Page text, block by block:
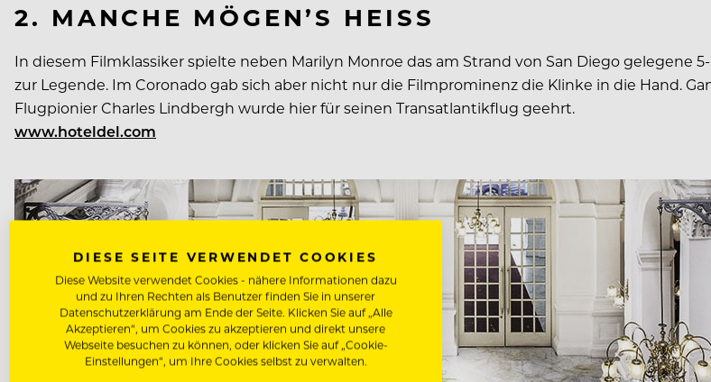
2. MANCHE MÖGEN’S HEISS
In diesem Filmklassiker spielte neben Marilyn Monroe das am Strand von San Diego
zur Legende. Im Coronado gab sich aber nicht nur die Filmprominenz die Klinke in die Hand.
Flugpionier Charles Lindbergh wurde hier für seinen Transatlantikflug geehrt.
www.hoteldel.com
DIESE SEITE VERWENDET COOKIES
Diese Website verwendet Cookies - nähere Informationen dazu
und zu Ihren Rechten als Benutzer finden Sie in unserer
Datenschutzerklärung am Ende der Seite. Klicken Sie auf „Alle
Akzeptieren“, um Cookies zu akzeptieren und direkt unsere
Webseite besuchen zu können, oder klicken Sie auf „Cookie-
Einstellungen“, um Ihre Cookies selbst zu verwalten.